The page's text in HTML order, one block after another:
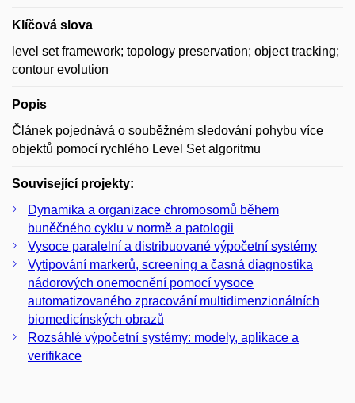
Klíčová slova
level set framework; topology preservation; object tracking;
contour evolution
Popis
Článek pojednává o souběžném sledování pohybu více
objektů pomocí rychlého Level Set algoritmu
Související projekty:
Dynamika a organizace chromosomů během
buněčného cyklu v normě a patologii
Vysoce paralelní a distribuované výpočetní systémy
Vytipování markerů, screening a časná diagnostika
nádorových onemocnění pomocí vysoce
automatizovaného zpracování multidimenzionálních
biomedicínských obrazů
Rozsáhlé výpočetní systémy: modely, aplikace a
verifikace